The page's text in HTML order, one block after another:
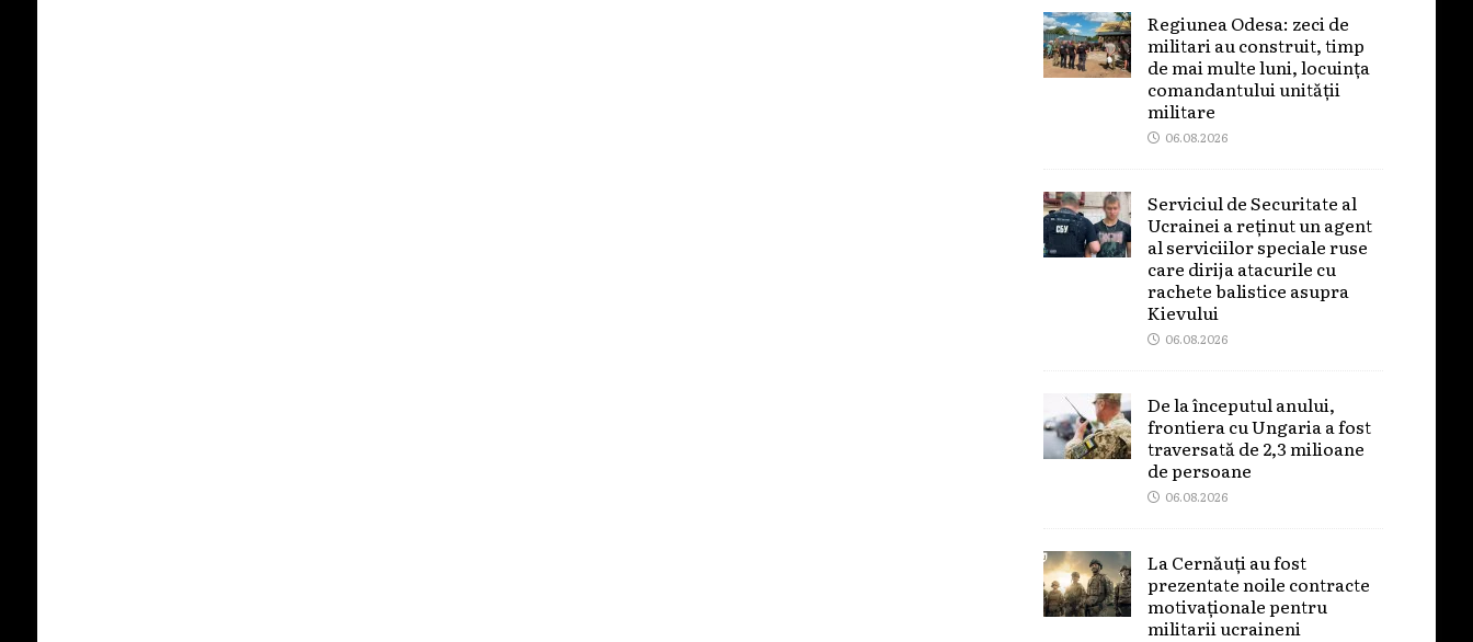
Regiunea Odesa: zeci de
militari au construit, timp
de mai multe luni, locuința
comandantului unității
militare
06.08.2026
Serviciul de Securitate al
Ucrainei a reținut un agent
al serviciilor speciale ruse
care dirija atacurile cu
rachete balistice asupra
Kievului
06.08.2026
De la începutul anului,
frontiera cu Ungaria a fost
traversată de 2,3 milioane
de persoane
06.08.2026
La Cernăuți au fost
prezentate noile contracte
motivaționale pentru
militarii ucraineni